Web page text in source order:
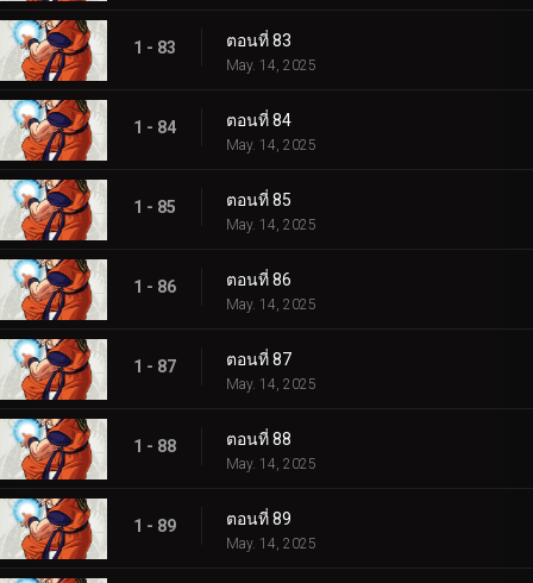
1 - 83 ตอนที่ 83
May. 14, 2025
1 - 84 ตอนที่ 84
May. 14, 2025
1 - 85 ตอนที่ 85
May. 14, 2025
1 - 86 ตอนที่ 86
May. 14, 2025
1 - 87 ตอนที่ 87
May. 14, 2025
1 - 88 ตอนที่ 88
May. 14, 2025
1 - 89 ตอนที่ 89
May. 14, 2025